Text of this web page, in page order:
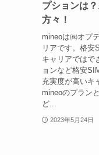
プションは
方々！
mineoは㈱オプ
リアです。格安
キャリアではで
ョンなど格安
充実度が高いキ
mineoのプラン
ど...
2023年5月24日